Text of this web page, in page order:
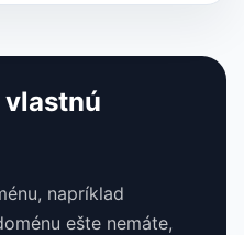
vlastnú
napríklad
ešte nemáte,